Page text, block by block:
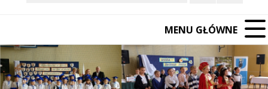
MENU GŁÓWNE